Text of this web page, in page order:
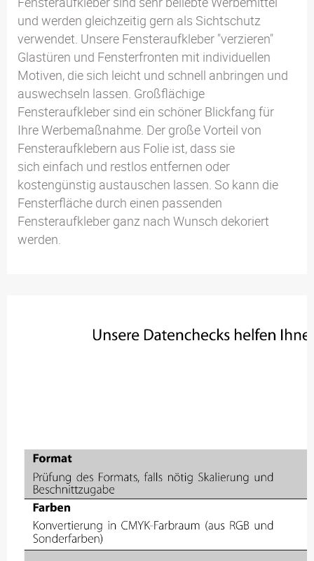
und werden gleichzeitig gern als Sichtschutz
verwendet. Unsere Fensteraufkleber "verzieren"
Glastüren und Fensterfronten mit individuellen
Motiven, die sich leicht und schnell anbringen und
auswechseln lassen. Großflächige
Fensteraufkleber sind ein schöner Blickfang für
Ihre Werbemaßnahme. Der große Vorteil von
Fensteraufklebern aus Folie ist, dass sie
sich einfach und restlos entfernen oder
kostengünstig austauschen lassen. So kann die
Fensterfläche durch einen passenden
Fensteraufkleber ganz nach Wunsch dekoriert
werden.